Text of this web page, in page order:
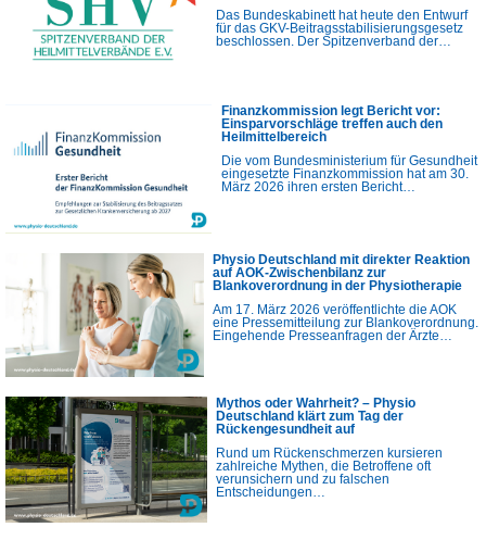
Das Bundeskabinett hat heute den Entwurf
für das GKV-Beitragsstabilisierungsgesetz
beschlossen. Der Spitzenverband der…
Finanzkommission legt Bericht vor:
Einsparvorschläge treffen auch den
Heilmittelbereich
Die vom Bundesministerium für Gesundheit
eingesetzte Finanzkommission hat am 30.
März 2026 ihren ersten Bericht…
Physio Deutschland mit direkter Reaktion
auf AOK-Zwischenbilanz zur
Blankoverordnung in der Physiotherapie
Am 17. März 2026 veröffentlichte die AOK
eine Pressemitteilung zur Blankoverordnung.
Eingehende Presseanfragen der Ärzte…
Mythos oder Wahrheit? – Physio
Deutschland klärt zum Tag der
Rückengesundheit auf
Rund um Rückenschmerzen kursieren
zahlreiche Mythen, die Betroffene oft
verunsichern und zu falschen
Entscheidungen…